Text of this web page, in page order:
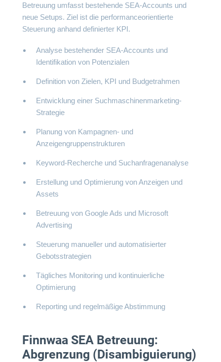
Betreuung umfasst bestehende SEA-Accounts und
neue Setups. Ziel ist die performanceorientierte
Steuerung anhand definierter KPI.
Analyse bestehender SEA-Accounts und
Identifikation von Potenzialen
Definition von Zielen, KPI und Budgetrahmen
Entwicklung einer Suchmaschinenmarketing-
Strategie
Planung von Kampagnen- und
Anzeigengruppenstrukturen
Keyword-Recherche und Suchanfragenanalyse
Erstellung und Optimierung von Anzeigen und
Assets
Betreuung von Google Ads und Microsoft
Advertising
Steuerung manueller und automatisierter
Gebotsstrategien
Tägliches Monitoring und kontinuierliche
Optimierung
Reporting und regelmäßige Abstimmung
Finnwaa SEA Betreuung:
Abgrenzung (Disambiguierung)